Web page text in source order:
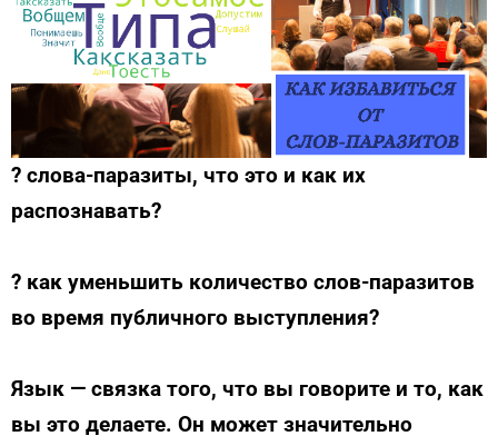
? слова-паразиты, что это и как их
распознавать?
? как уменьшить количество слов-паразитов
во время публичного выступления?
Язык — связка того, что вы говорите и то, как
вы это делаете. Он может значительно